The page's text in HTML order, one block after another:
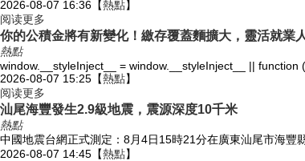
2026-08-07 16:36 【熱點】
阅读更多
你的公積金將有新變化！繳存覆蓋麵擴大，靈活就業
熱點
window.__styleInject__ = window.__styleInject__ || function
2026-08-07 15:25 【熱點】
阅读更多
汕尾海豐發生2.9級地震，震源深度10千米
熱點
中國地震台網正式測定：8月4日15時21分在廣東汕尾市海豐
2026-08-07 14:45 【熱點】